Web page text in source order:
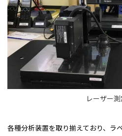
レーザー
各種分析装置を取り揃えており、ラ